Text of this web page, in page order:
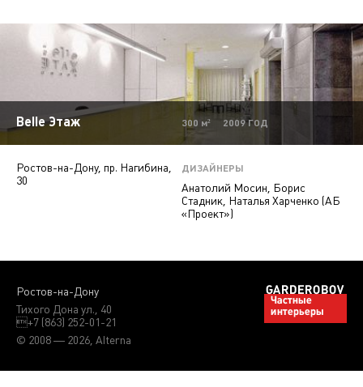
Belle Этаж 300 м² 2009 ГОД
Ростов-на-Дону, пр. Нагибина,
30
ДИЗАЙНЕРЫ
Анатолий Мосин, Борис
Стадник, Наталья Харченко (АБ
«Проект»)
Ростов-на-Дону
Тихого Дона ул., 40
+7 (863) 252-01-21
© 2008 — 2026, Alterna